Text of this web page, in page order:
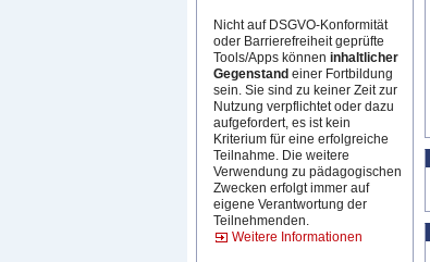
Nicht auf DSGVO-Konformität
oder Barrierefreiheit geprüfte
Tools/Apps können inhaltlicher
Gegenstand einer Fortbildung
sein. Sie sind zu keiner Zeit zur
Nutzung verpflichtet oder dazu
aufgefordert, es ist kein
Kriterium für eine erfolgreiche
Teilnahme. Die weitere
Verwendung zu pädagogischen
Zwecken erfolgt immer auf
eigene Verantwortung der
Teilnehmenden.
Weitere Informationen